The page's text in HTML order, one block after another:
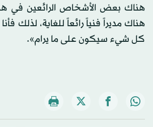
هناك بعض الأشخاص الرائعين في
هناك مديراً فنياً رائعاً للغاية، لذلك
كل شيء سيكون على ما يرام».